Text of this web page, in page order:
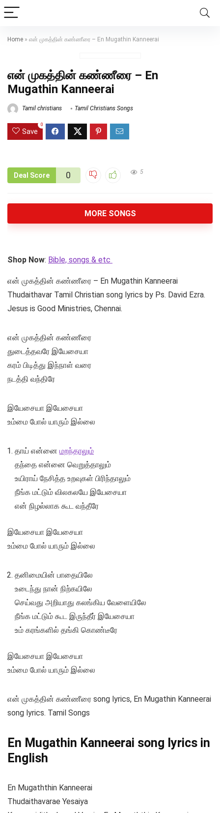
Home » என் முகத்தின் கண்ணீரை – En Mugathin Kanneerai
என் முகத்தின் கண்ணீரை – En
Mugathin Kanneerai
Tamil christians Tamil Christians Songs
Save
0
Deal Score 0 5
MORE SONGS
Shop Now: Bible, songs & etc
என் முகத்தின் கண்ணீரை – En Mugathin Kanneerai
Thudaithavar Tamil Christian song lyrics by Ps. David Ezra.
Jesus is Good Ministries, Chennai.
என் முகத்தின் கண்ணீரை
துடைத்தவரே இயேசையா
கரம் பிடித்து இந்நாள் வரை
நடத்தி வந்திரே
இயேசையா இயேசையா
உம்மை போல் யாரும் இல்லை
தாய் என்னை மறந்தாலும்
தந்தை என்னை வெறுத்தாலும்
உயிராய் நேசித்த உறவுகள் பிரிந்தாலும்
நீங்க மட்டும் விலகலயே இயேசையா
என் நிழல்லாக கூட வந்தீரே
இயேசையா இயேசையா
உம்மை போல் யாரும் இல்லை
தனிமையின் பாதையிலே
உடைந்து நான் நிற்கயிலே
செய்வது அறியாது கலங்கிய வேளையிலே
நீங்க மட்டும் கூட இருந்தீர் இயேசையா
உம் கரங்களில் தங்கி கொண்டீரே
இயேசையா இயேசையா
உம்மை போல் யாரும் இல்லை
என் முகத்தின் கண்ணீரை song lyrics, En Mugathin Kanneerai
song lyrics. Tamil Songs
En Mugathin Kanneerai song lyrics in
English
En Mugaththin Kanneerai
Thudaithavarae Yesaiya